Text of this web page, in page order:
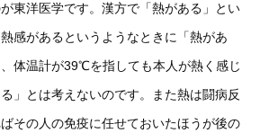
東洋医学です。漢方で「熱がある」とい
感があるというようなときに「熱があ
体温計が39℃を指しても本人が熱く感じ
」とは考えないのです。また熱は闘病反
その人の免疫に任せておいたほうが後の